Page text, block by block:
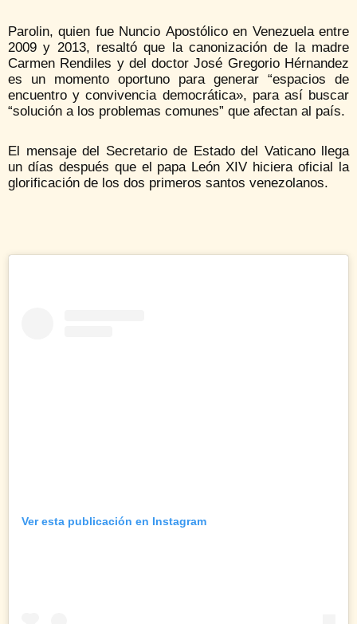
Parolin, quien fue Nuncio Apostólico en Venezuela entre
2009 y 2013, resaltó que la canonización de la madre
Carmen Rendiles y del doctor José Gregorio Hérnandez
es un momento oportuno para generar “espacios de
encuentro y convivencia democrática», para así buscar
“solución a los problemas comunes” que afectan al país.
El mensaje del Secretario de Estado del Vaticano llega
un días después que el papa León XIV hiciera oficial la
glorificación de los dos primeros santos venezolanos.
Ver esta publicación en Instagram